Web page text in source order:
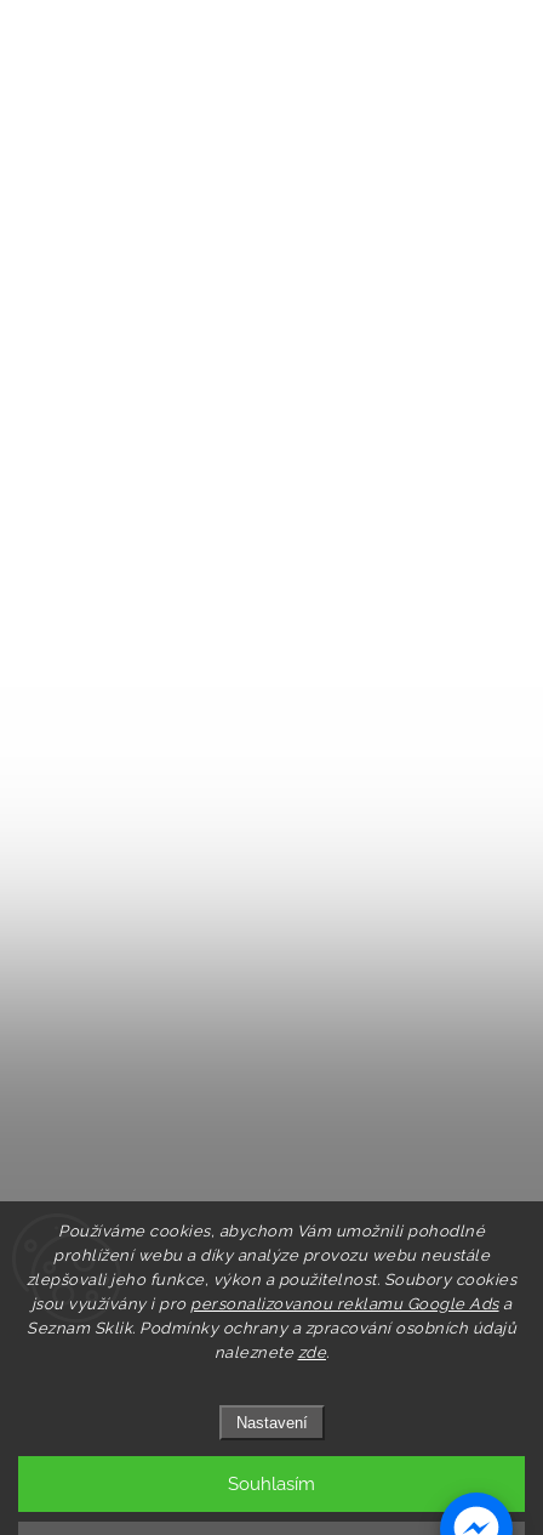
Používáme cookies, abychom Vám umožnili pohodlné
prohlížení webu a díky analýze provozu webu neustále
zlepšovali jeho funkce, výkon a použitelnost. Soubory cookies
jsou využívány i pro personalizovanou reklamu Google Adsa
Seznam Sklik. Podmínky ochrany a zpracování osobních údajů
naleznete zde.
Nastavení
Souhlasím
Copyright 2026Pastry.cz. Všechna práva vyhrazena.
Upravit nastavení cookies